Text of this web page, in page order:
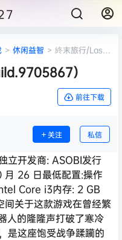
> 休闲益智 > 終末旅行/Last
）
前往下载
关注 私信
立开发商: ASOBI发行
26 日最低配置:操作
Core i3内存: 2 GB
关于这款游戏在曾经繁
人的隆隆声打破了寒冷
是这座饱受战争蹂躏的